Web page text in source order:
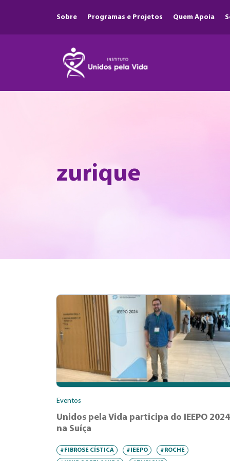
Sobre Programas e Projetos Quem Apoia
zurique
Eventos
Unidos pela Vida participa do IEEPO 2024
na Suíça
#FIBROSE CÍSTICA #IEEPO #ROCHE